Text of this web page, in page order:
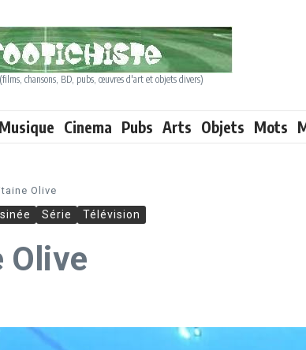
chansons, BD, pubs, œuvres d'art et objets divers)
Musique Cinema Pubs Arts Objets Mots
Olive
Série Télévision
Olive